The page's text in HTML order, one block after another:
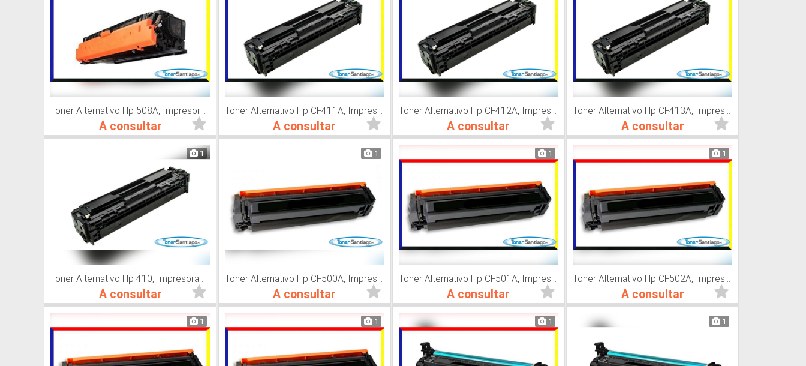
A consultar A consultar A consultar A consultar
1
A consultar
1
A consultar
1
A consultar
1
A consultar
1 1 1 1